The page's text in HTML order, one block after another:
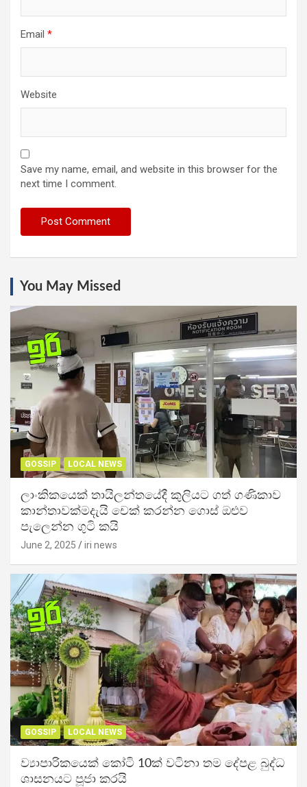
Email *
Website
Save my name, email, and website in this browser for the
next time I comment.
You May Missed
GOSSIP LOCAL NEWS
ලාංකිකයෙක් තායිලන්තයේදී කුලියට ගත් ගණිකාව
කාන්තාවක්මදැයි චෙක් කරන්න ගොස් ඔළුව
පැලෙන්න ගුටි කයි
June 2, 2025 iri news
GOSSIP LOCAL NEWS
ව්‍යාපාරිකයෙක් කෝටි 10ක් වටිනා තම දේපළ බුද්ධ
ශාසනයට පූජා කරයි